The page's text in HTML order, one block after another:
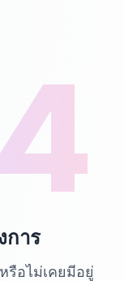
าร
อไม่เคยมีอยู่